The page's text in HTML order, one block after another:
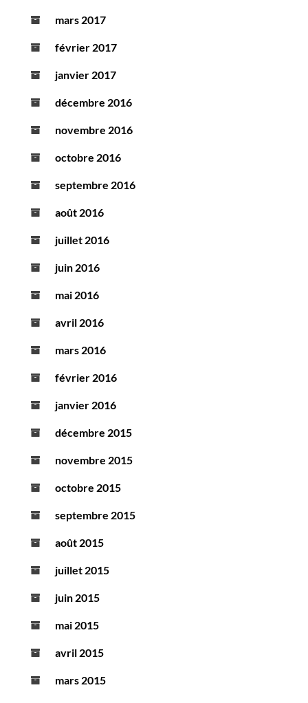
mars 2017
février 2017
janvier 2017
décembre 2016
novembre 2016
octobre 2016
septembre 2016
août 2016
juillet 2016
juin 2016
mai 2016
avril 2016
mars 2016
février 2016
janvier 2016
décembre 2015
novembre 2015
octobre 2015
septembre 2015
août 2015
juillet 2015
juin 2015
mai 2015
avril 2015
mars 2015